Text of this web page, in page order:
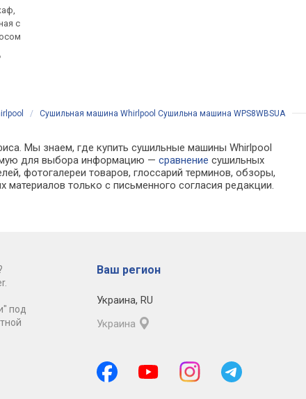
с
/ Сушильная машина Whirlpool Сушильна машина WPS8WBSUA
Мы знаем, где купить сушильные машины Whirlpool
для выбора информацию —сравнение сушильных
фотогалереи товаров, глоссарий терминов, обзоры,
только с письменного согласия редакции.
под
Ваш регион
Украина, RU
Украина